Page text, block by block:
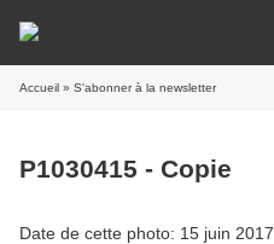
Accueil » S'abonner à la newsletter
P1030415 - Copie
Date de cette photo: 15 juin 2017